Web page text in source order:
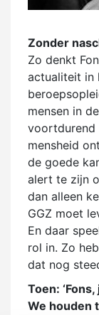
Zonder
Zo denkt
actualiteit in
mensen in
voortdurend
mensheid
de goede
alert te zijn
dan alleen
GGZ moet
En daar
rol in. Zo
dat nog
Toen:
We houden